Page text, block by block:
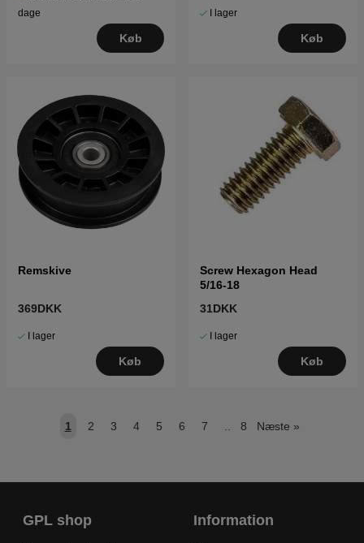
dage
Køb
I lager
Køb
Remskive
369DKK
I lager
Køb
Screw Hexagon Head
5/16-18
31DKK
I lager
Køb
1 2 3 4 5 6 7 .. 8 Næste »
GPL shop Information